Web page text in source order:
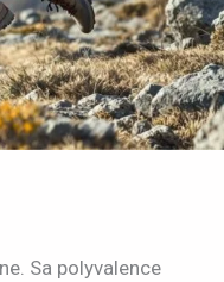
Sa polyvalence